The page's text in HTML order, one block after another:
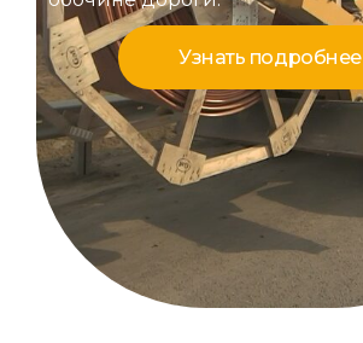
Узнать подробнее